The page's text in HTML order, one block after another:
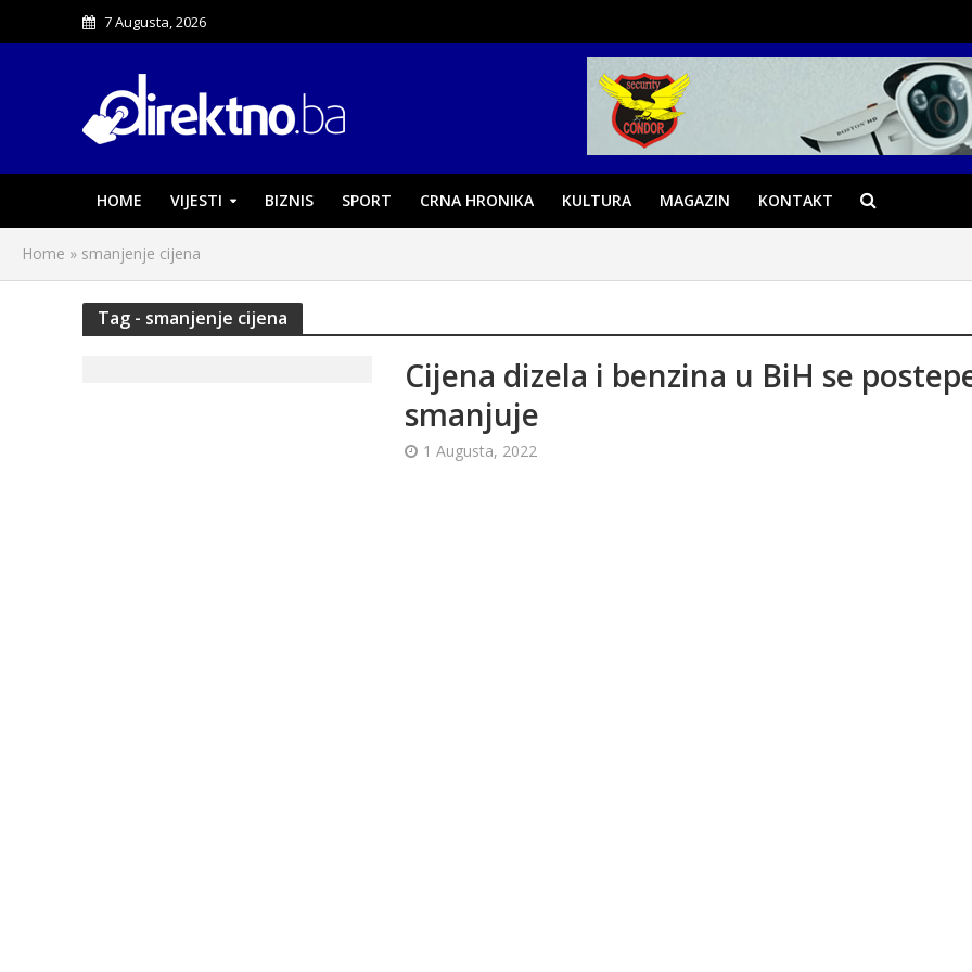
7 Augusta, 2026
HOME VIJESTI BIZNIS SPORT CRNA HRONIKA KULTURA MAGAZIN KONTAKT
Home » smanjenje cijena
Tag - smanjenje cijena
Cijena dizela i benzina u BiH se
smanjuje
1 Augusta, 2022